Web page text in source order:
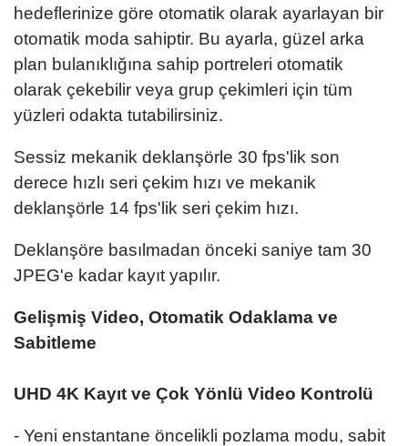
hedeflerinize göre otomatik olarak ayarlayan bir
otomatik moda sahiptir. Bu ayarla, güzel arka
plan bulanıklığına sahip portreleri otomatik
olarak çekebilir veya grup çekimleri için tüm
yüzleri odakta tutabilirsiniz.
Sessiz mekanik deklanşörle 30 fps'lik son
derece hızlı seri çekim hızı ve mekanik
deklanşörle 14 fps'lik seri çekim hızı.
Deklanşöre basılmadan önceki saniye tam 30
JPEG'e kadar kayıt yapılır.
Gelişmiş Video, Otomatik Odaklama ve
Sabitleme
UHD 4K Kayıt ve Çok Yönlü Video Kontrolü
- Yeni enstantane öncelikli pozlama modu, sabit